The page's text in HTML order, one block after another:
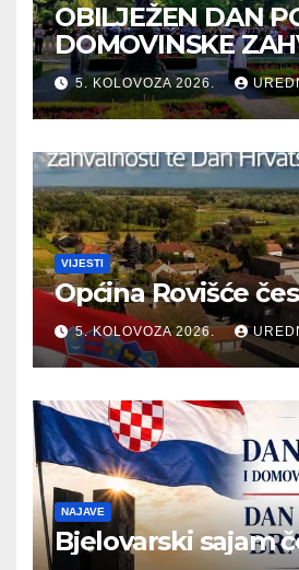
OBILJEŽEN DAN
DOMOVINSKE
TE DAN
BRANITELJA
5. KOLOVOZA 2026.
VIJESTI
Općina Rovišće
5. KOLOVOZA 2026.
NAJAVE
Bjelovarski sajam